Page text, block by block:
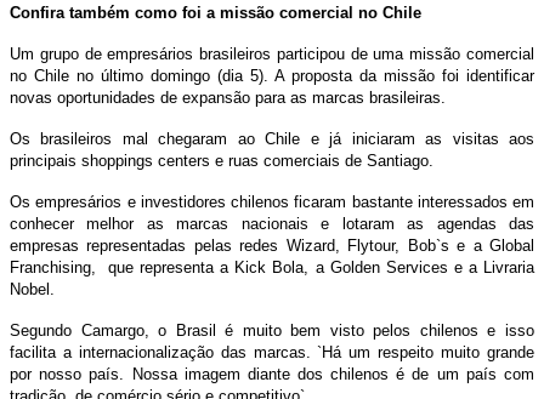
Confira também como foi a missão comercial no Chile
Um grupo de empresários brasileiros participou de uma missão comercial
no Chile no último domingo (dia 5). A proposta da missão foi identificar
novas oportunidades de expansão para as marcas brasileiras.
Os brasileiros mal chegaram ao Chile e já iniciaram as visitas aos
principais shoppings centers e ruas comerciais de Santiago.
Os empresários e investidores chilenos ficaram bastante interessados em
conhecer melhor as marcas nacionais e lotaram as agendas das
empresas representadas pelas redes Wizard, Flytour, Bob`s e a Global
Franchising, que representa a Kick Bola, a Golden Services e a Livraria
Nobel.
Segundo Camargo, o Brasil é muito bem visto pelos chilenos e isso
facilita a internacionalização das marcas. `Há um respeito muito grande
por nosso país. Nossa imagem diante dos chilenos é de um país com